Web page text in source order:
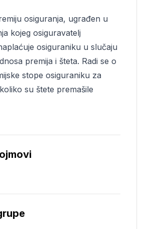
osiguranja, ugrađen u
kojeg osiguravatelj
osiguraniku u slučaju
premija i šteta. Radi se o
stope osiguraniku za
su štete premašile